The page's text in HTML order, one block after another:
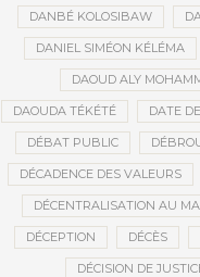
DANBÉ KOLOSIBAW
DANIEL SIMÉON KÉLÉMA
DAOUD ALY
DAOUDA TÉKÉTÉ DATE
DÉBAT PUBLIC
DÉCADENCE DES VALEURS
DÉCENTRALISATION AU
DÉCEPTION DÉCÈS
DÉCISION DE